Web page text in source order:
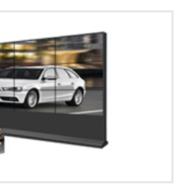
则大于100000小时。因此使用LED背